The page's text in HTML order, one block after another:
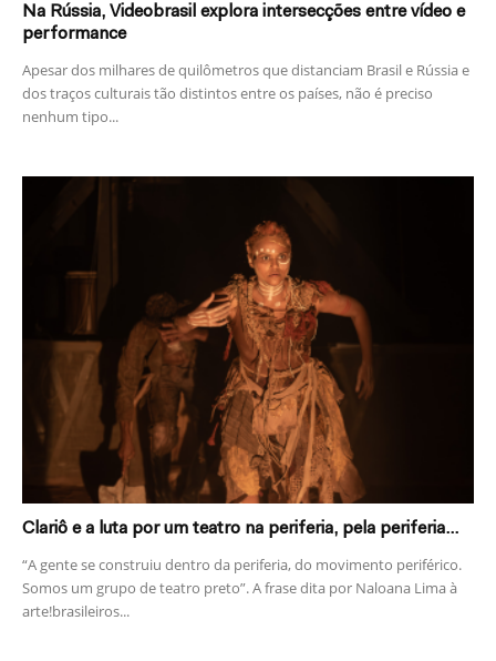
Na Rússia, Videobrasil explora intersecções entre vídeo e
performance
Apesar dos milhares de quilômetros que distanciam Brasil e Rússia e
dos traços culturais tão distintos entre os países, não é preciso
nenhum tipo...
Clariô e a luta por um teatro na periferia, pela periferia...
“A gente se construiu dentro da periferia, do movimento periférico.
Somos um grupo de teatro preto”. A frase dita por Naloana Lima à
arte!brasileiros...